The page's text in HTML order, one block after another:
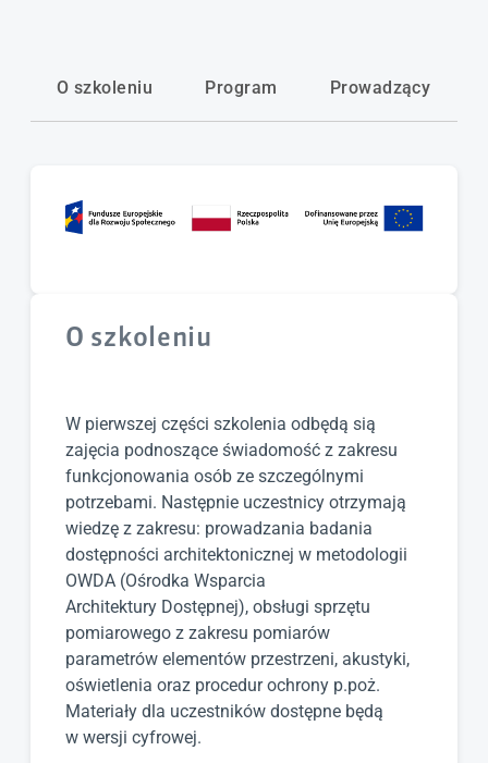
O szkoleniu Program Prowadzący
O szkoleniu
W pierwszej części szkolenia odbędą sią
zajęcia podnoszące świadomość z zakresu
funkcjonowania osób ze szczególnymi
potrzebami. Następnie uczestnicy otrzymają
wiedzę z zakresu: prowadzania badania
dostępności architektonicznej w metodologii
OWDA (Ośrodka Wsparcia
Architektury Dostępnej), obsługi sprzętu
pomiarowego z zakresu pomiarów
parametrów elementów przestrzeni, akustyki,
oświetlenia oraz procedur ochrony p.poż.
Materiały dla uczestników dostępne będą
w wersji cyfrowej.